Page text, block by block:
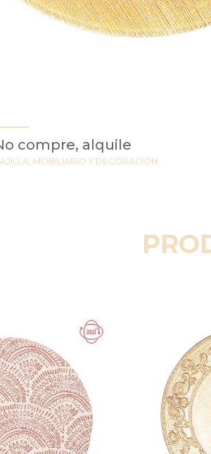
compre, alquile
MOBILIARIO Y DECORACIÓN